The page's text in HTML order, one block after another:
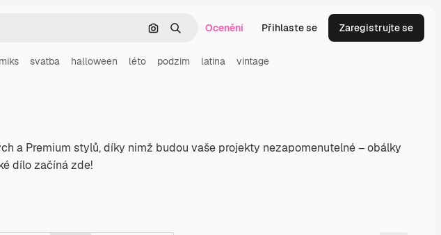
Hledat podle obrázku
HledatOcenění Přihlaste se Zaregistrujte se
svatba halloween léto podzim latina vintage
a Premium stylů, díky nimž budou vaše projekty nezapomenutelné – obálky
dílo začíná zde!